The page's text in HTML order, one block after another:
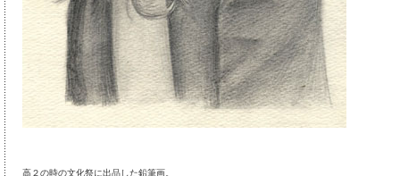
高２の時の文化祭に出品した鉛筆画。